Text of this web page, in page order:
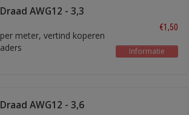
Draad AWG12 - 3,3
per meter, vertind koperen
aders
€1,50
Informatie
Draad AWG12 - 3,6